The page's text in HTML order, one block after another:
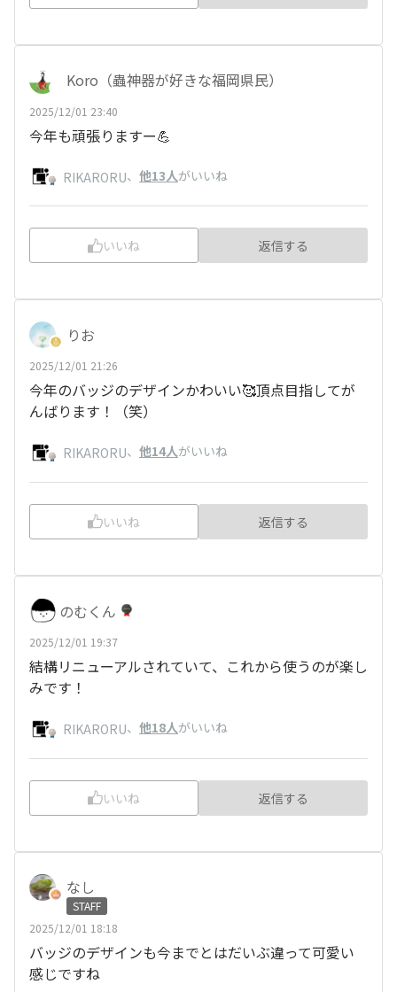
Koro（蟲神器が好きな福岡県民）
2025/12/01 23:40
今年も頑張りますー💪
RIKARORU、 他13人がいいね
いいね 返信する
りお
2025/12/01 21:26
今年のバッジのデザインかわいい🥰頂点目指してが
んばります！（笑）
RIKARORU、 他14人がいいね
いいね 返信する
のむくん
2025/12/01 19:37
結構リニューアルされていて、これから使うのが楽し
みです！
RIKARORU、 他18人がいいね
いいね 返信する
なし
STAFF
2025/12/01 18:18
バッジのデザインも今までとはだいぶ違って可愛い
感じですね